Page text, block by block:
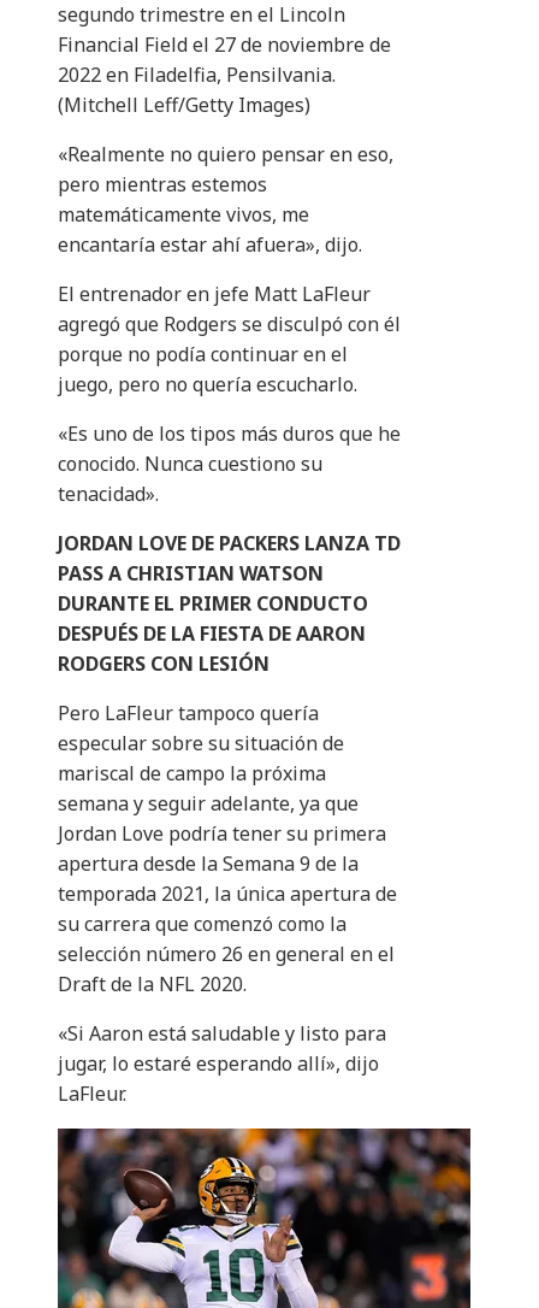
segundo trimestre en el Lincoln
Financial Field el 27 de noviembre de
2022 en Filadelfia, Pensilvania.
(Mitchell Leff/Getty Images)
«Realmente no quiero pensar en eso,
pero mientras estemos
matemáticamente vivos, me
encantaría estar ahí afuera», dijo.
El entrenador en jefe Matt LaFleur
agregó que Rodgers se disculpó con él
porque no podía continuar en el
juego, pero no quería escucharlo.
«Es uno de los tipos más duros que he
conocido. Nunca cuestiono su
tenacidad».
JORDAN LOVE DE PACKERS LANZA TD
PASS A CHRISTIAN WATSON
DURANTE EL PRIMER CONDUCTO
DESPUÉS DE LA FIESTA DE AARON
RODGERS CON LESIÓN
Pero LaFleur tampoco quería
especular sobre su situación de
mariscal de campo la próxima
semana y seguir adelante, ya que
Jordan Love podría tener su primera
apertura desde la Semana 9 de la
temporada 2021, la única apertura de
su carrera que comenzó como la
selección número 26 en general en el
Draft de la NFL 2020.
«Si Aaron está saludable y listo para
jugar, lo estaré esperando allí», dijo
LaFleur.